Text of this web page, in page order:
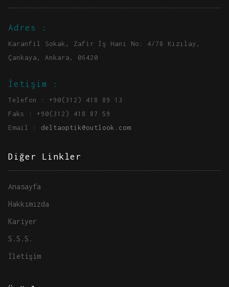
Adres :
Karanfil Sokak, Zafir İş Hanı No: 4/78 Kızılay,
Çankaya, Ankara, 06420
İetişim :
Telefon : +90(312) 418 89 13
Faks : +90(312) 418 87 59
Email : deltaoptik@outlook.com
Diğer Linkler
Anasayfa
Hakkımızda
Kariyer
S.S.S.
İletişim